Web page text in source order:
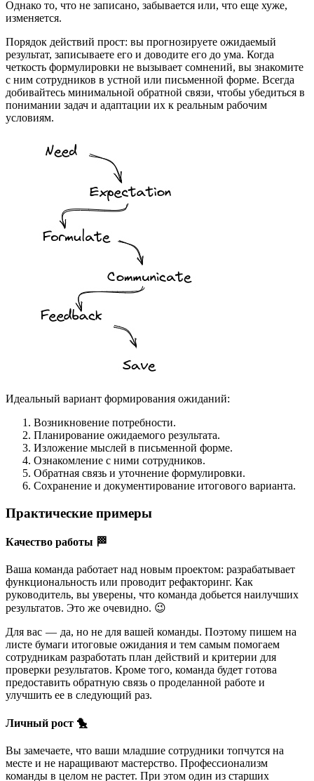
Однако то, что не записано, забывается или, что еще хуже,
изменяется.
Порядок действий прост: вы прогнозируете ожидаемый
результат, записываете его и доводите его до ума. Когда
четкость формулировки не вызывает сомнений, вы знакомите
с ним сотрудников в устной или письменной форме. Всегда
добивайтесь минимальной обратной связи, чтобы убедиться в
понимании задач и адаптации их к реальным рабочим
условиям.
Идеальный вариант формирования ожиданий:
Возникновение потребности.
Планирование ожидаемого результата.
Изложение мыслей в письменной форме.
Ознакомление с ними сотрудников.
Обратная связь и уточнение формулировки.
Сохранение и документирование итогового варианта.
Практические примеры
Качество работы 🏁
Ваша команда работает над новым проектом: разрабатывает
функциональность или проводит рефакторинг. Как
руководитель, вы уверены, что команда добьется наилучших
результатов. Это же очевидно. 😉
Для вас — да, но не для вашей команды. Поэтому пишем на
листе бумаги итоговые ожидания и тем самым помогаем
сотрудникам разработать план действий и критерии для
проверки результатов. Кроме того, команда будет готова
предоставить обратную связь о проделанной работе и
улучшить ее в следующий раз.
Личный рост 🐤
Вы замечаете, что ваши младшие сотрудники топчутся на
месте и не наращивают мастерство. Профессионализм
команды в целом не растет. При этом один из старших